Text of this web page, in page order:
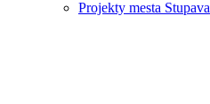
Projekty mesta Stupava